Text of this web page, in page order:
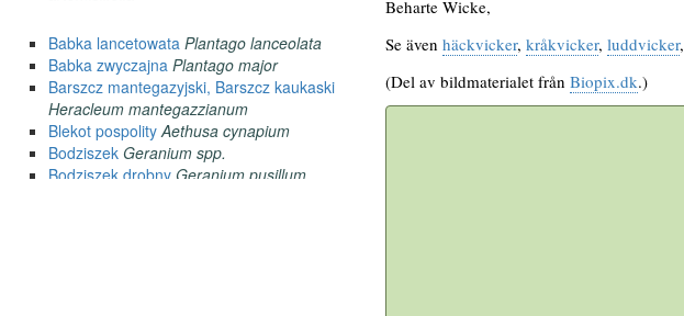
Beharte Wicke,
Se även häckvicker, kråkvicker, luddvicker,
(Del av bildmaterialet från Biopix.dk.)